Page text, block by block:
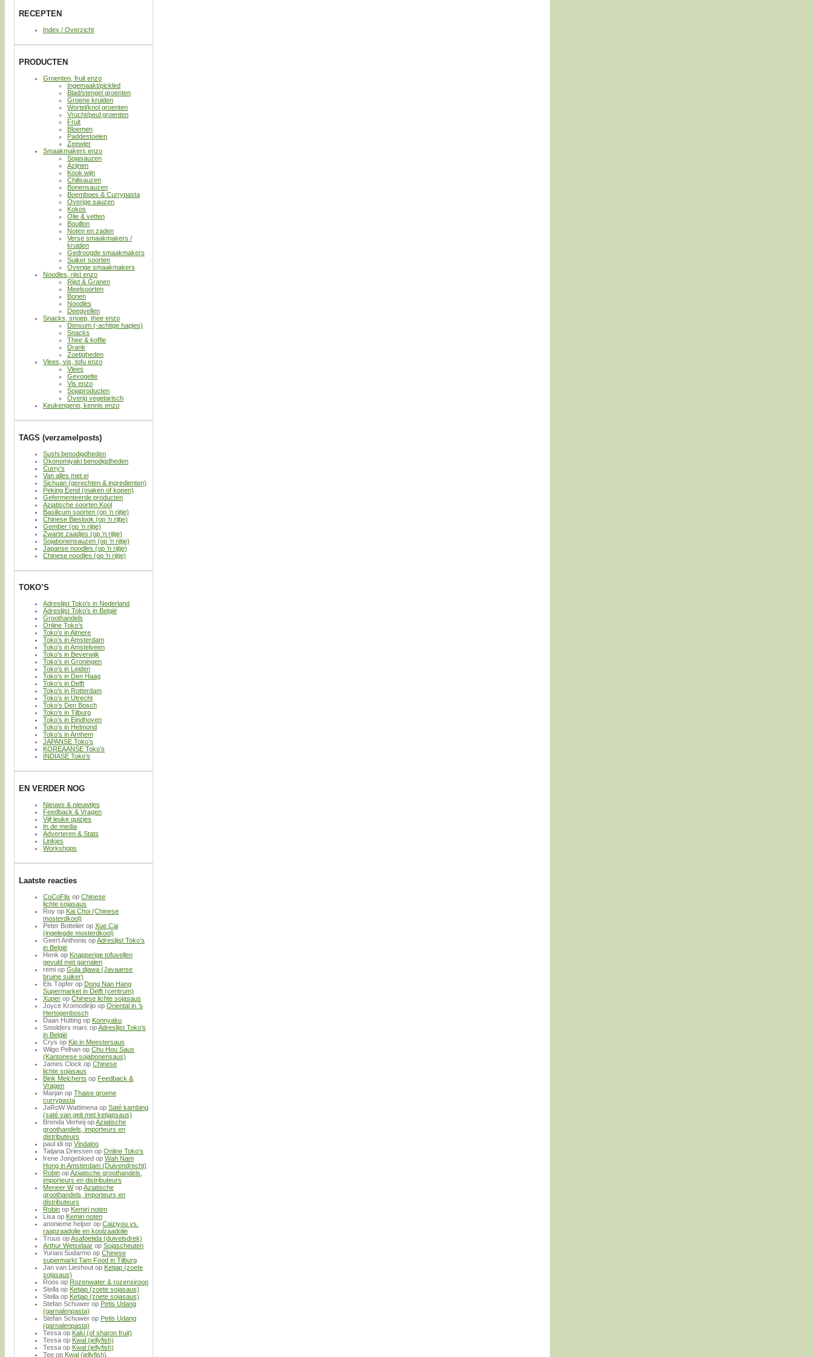
RECEPTEN
Index / Overzicht
PRODUCTEN
Groenten, fruit enzo
Ingemaakt/pickled
Blad/stengel groenten
Groene kruiden
Wortel/knol groenten
Vrucht/peul groenten
Fruit
Bloemen
Paddestoelen
Zeewier
Smaakmakers enzo
Sojasauzen
Azijnen
Kook wijn
Chilisauzen
Bonensauzen
Boemboes & Currypasta
Overige sauzen
Kokos
Olie & vetten
Bouillon
Noten en zaden
Verse smaakmakers /
kruiden
Gedroogde smaakmakers
Suiker soorten
Overige smaakmakers
Noodles, rijst enzo
Rijst & Granen
Meelsoorten
Bonen
Noodles
Deegvellen
Snacks, snoep, thee enzo
Dimsum (-achtige hapjes)
Snacks
Thee & koffie
Drank
Zoetigheden
Vlees, vis, tofu enzo
Vlees
Gevogelte
Vis enzo
Sojaproducten
Overig vegetarisch
Keukengerei, kennis enzo
TAGS (verzamelposts)
Sushi benodigdheden
Okonomiyaki benodigdheden
Curry’s
Van alles met ei
Sichuan (gerechten & ingredienten)
Peking Eend (maken of kopen)
Gefermenteerde producten
Aziatische soorten Kool
Basilicum soorten (op ’n rijtje)
Chinese Bieslook (op ’n rijtje)
Gember (op ’n rijtje)
Zwarte zaadjes (op ’n rijtje)
Sojabonensauzen (op ’n rijtje)
Japanse noodles (op ’n rijtje)
Chinese noodles (op ’n rijtje)
TOKO’S
Adreslijst Toko’s in Nederland
Adreslijst Toko’s in België
Groothandels
Online Toko’s
Toko’s in Almere
Toko’s in Amsterdam
Toko’s in Amstelveen
Toko’s in Beverwijk
Toko’s in Groningen
Toko’s in Leiden
Toko’s in Den Haag
Toko’s in Delft
Toko’s in Rotterdam
Toko’s in Utrecht
Toko’s Den Bosch
Toko’s in Tilburg
Toko’s in Eindhoven
Toko’s in Helmond
Toko’s in Arnhem
JAPANSE Toko’s
KOREAANSE Toko’s
INDIASE Toko’s
EN VERDER NOG
Nieuws & nieuwtjes
Feedback & Vragen
Vijf leuke quizjes
In de media
Adverteren & Stats
Linkjes
Workshops
Laatste reacties
CoCoFlix op Chinese
lichte sojasaus
Roy op Kai Choi (Chinese
mosterdkool)
Peter Bottelier op Xue Cai
(ingelegde mosterdkool)
Geert Anthonis opAdreslijst Toko’s
in België
Henk op Knapperige tofuvellen
gevuld met garnalen
remi op Gula djawa (Javaanse
bruine suiker)
Els Töpfer op Dong Nan Hang
Supermarket in Delft (centrum)
Xuper op Chinese lichte sojasaus
Joyce Kromodirijo op Oriental in ’s
Hertogenbosch
Daan Hutting op Konnyaku
Smolders marc opAdreslijst Toko’s
in België
Crys op Kip in Meestersaus
Wilgo Pelhan op Chu Hou Saus
(Kantonese sojabonensaus)
James Clock op Chinese
lichte sojasaus
Bink Melcherts op Feedback &
Vragen
Marjan op Thaise groene
currypasta
JaRoW Wattimena op Saté kambing
(saté van geit met ketjapsaus)
Brenda Verheij opAziatische
groothandels, importeurs en
distributeurs
paul idi op Vindaloo
Tatjana Driessen op Online Toko’s
Irene Jongebloed op Wah Nam
Hong in Amsterdam (Duivendrecht)
Robin opAziatische groothandels,
importeurs en distributeurs
Meneer WopAziatische
groothandels, importeurs en
distributeurs
Robin op Kemiri noten
Lisa op Kemiri noten
anonieme helper op Caiziyou vs.
raapzaadolie en koolzaadolie
Truus opAsafoetida (duivelsdrek)
Arthur Wetselaar op Sojascheuten
Yuriani Sudarmo op Chinese
supermarkt Tam Food in Tilburg
Jan van Lieshout op Ketjap (zoete
sojasaus)
Roos op Rozenwater & rozensiroop
Stella op Ketjap (zoete sojasaus)
Stella op Ketjap (zoete sojasaus)
Stefan Schuwer op Petis Udang
(garnalenpasta)
Stefan Schuwer op Petis Udang
(garnalenpasta)
Tessa op Kaki (of sharon fruit)
Tessa op Kwal (jellyfish)
Tessa op Kwal (jellyfish)
Tee op Kwal (jellyfish)